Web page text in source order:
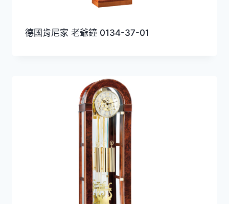
德國肯尼家 老爺鐘 0134-37-01